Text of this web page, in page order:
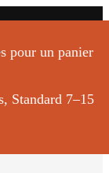
pour un panier
Standard 7–15